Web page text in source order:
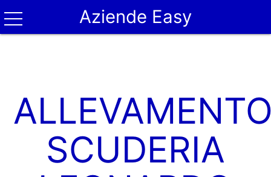
Aziende Easy
SCUDERIA